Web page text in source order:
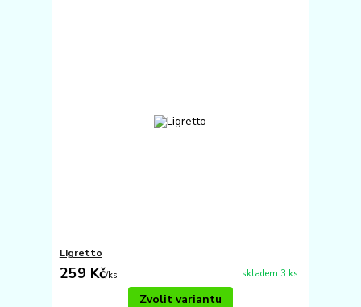
Ligretto
259 Kč/ks skladem 3 ks
Zvolit variantu